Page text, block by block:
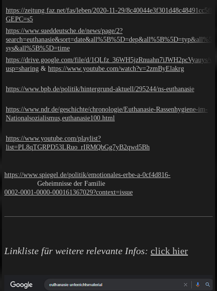
https://zeitung.faz.net/fas/leben/2020-11-29/
GEPC=s5
https://www.sueddeutsche.de/news/page/2?
sys&all%5B%5D=time
https://drive.google.com/file/d/1QLfz_36WH5jzRnuahn7iJWH2pcVyauys/
usp=sharing& https://www.youtube.com/watch?v=2zmByElakrg
https://www.bpb.de/politik/hintergrund-aktuell/295244/ns-euthanasie
https://www.ndr.de/geschichte/chronologie/Euthanasie-Rassenhygiene-im-
Nationalsozialismus,euthanasie100.html
https://www.youtube.com/playlist?
list=PL8qTGRPD53LRuo_rIRMQbGg7yB2qwd5Bh
https://www.spiegel.de/politik/emotionales-erbe-a-0cf4d816-
Geheimnisse der Familie
0002-0001-0000-000161367029?context=issue
Linkliste für weitere relevante Infos: click hier